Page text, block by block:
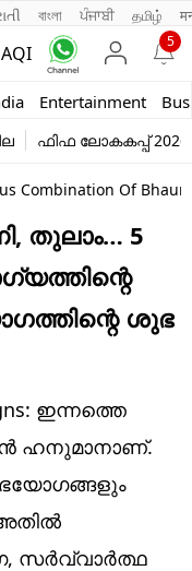
বাংলা ਪੰਜਾਬੀ தமிழ்
AQI
5
Entertainment
ഫിഫ ലോകകപ്പ് 2026
Combination Of
തുലാം… 5
ശുഭ
ഇന്നത്തെ
ഹനുമാനാണ്.
സർവ്വാർത്ഥ